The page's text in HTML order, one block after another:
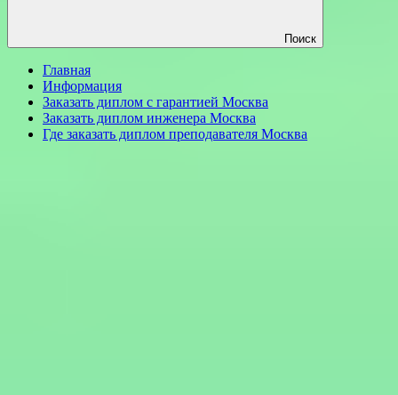
Поиск
Главная
Информация
Заказать диплом с гарантией Москва
Заказать диплом инженера Москва
Где заказать диплом преподавателя Москва